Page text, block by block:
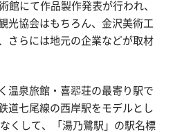
館にて作品製作発表が行われ、
光協会はもちろん、金沢美術工
さらには地元の企業などが取材
温泉旅館・喜翆荘の最寄り駅で
道七尾線の西岸駅をモデルとし
くして、「湯乃鷺駅」の駅名標